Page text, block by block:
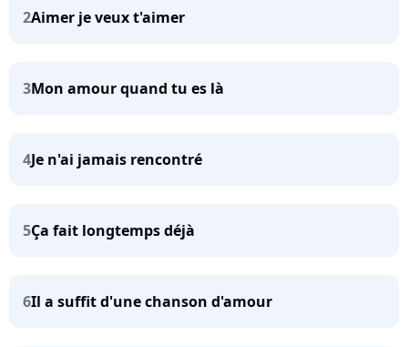
2Aimer je veux t'aimer
3Mon amour quand tu es là
4Je n'ai jamais rencontré
5Ça fait longtemps déjà
6Il a suffit d'une chanson d'amour